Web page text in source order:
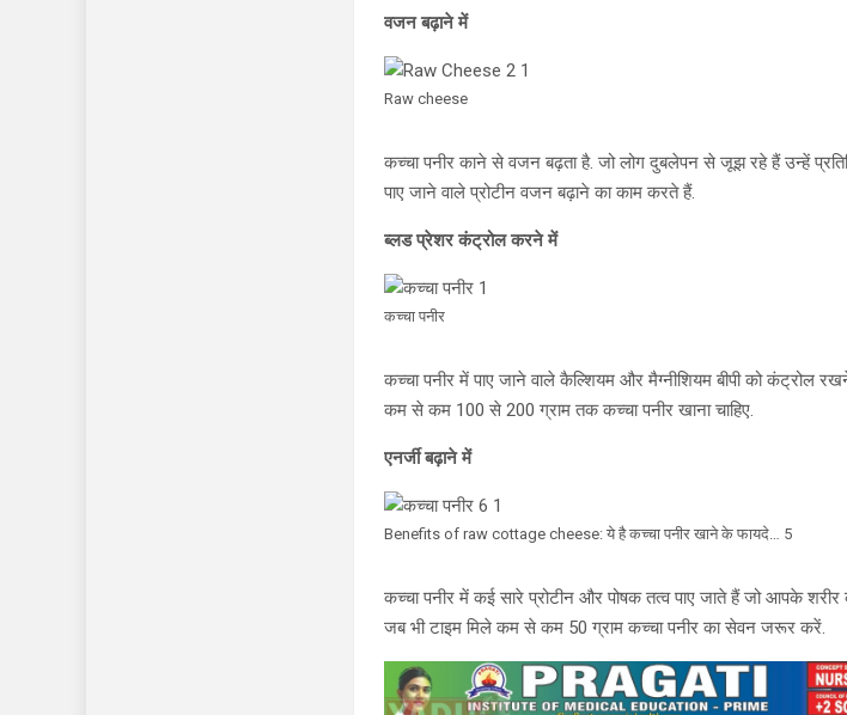
वजन बढ़ाने में
Raw cheese
कच्चा पनीर काने से वजन बढ़ता है. जो लोग दुबलेपन से जूझ रहे हैं उन्हें
पाए जाने वाले प्रोटीन वजन बढ़ाने का काम करते हैं.
ब्लड प्रेशर कंट्रोल करने में
कच्चा पनीर
कच्चा पनीर में पाए जाने वाले कैल्शियम और मैग्नीशियम बीपी को कंट्रोल
कम से कम 100 से 200 ग्राम तक कच्चा पनीर खाना चाहिए.
एनर्जी बढ़ाने में
Benefits of raw cottage cheese: ये है कच्चा पनीर खाने के फायदे… 5
कच्चा पनीर में कई सारे प्रोटीन और पोषक तत्व पाए जाते हैं जो आपके
जब भी टाइम मिले कम से कम 50 ग्राम कच्चा पनीर का सेवन जरूर करें.